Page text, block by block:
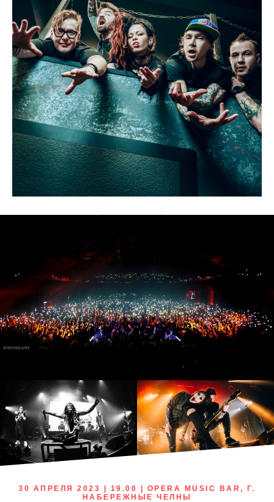
30 АПРЕЛЯ 2023 | 19.00 | OPERA MUSIC BAR, Г.
НАБЕРЕЖНЫЕ ЧЕЛНЫ